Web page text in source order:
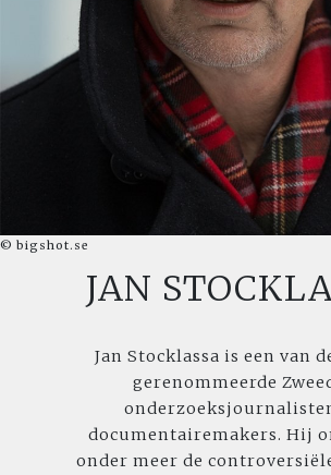
© bigshot.se
JAN
Jan Stocklassa is een van
gerenommeerde
documentairemakers. Hij
onder meer de